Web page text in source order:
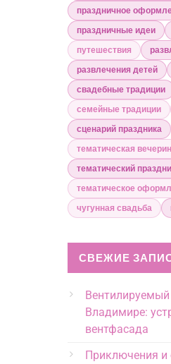
праздничное
праздничные идеи
путешествия
развлечения детей
свадебные традиции
семейные традиции
сценарий праздника
тематическая
тематический
тематическое
чугунная свадьба
СВЕЖИЕ
Владимире:
вентфасада
Приключения и